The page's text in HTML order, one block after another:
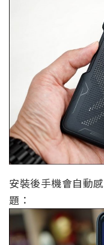
安裝後手機會自動
題：